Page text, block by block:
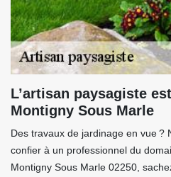
L’artisan paysagiste
Montigny Sous Marle
Des travaux de jardinage en vue ?
confier à un professionnel du
Montigny Sous Marle 02250,